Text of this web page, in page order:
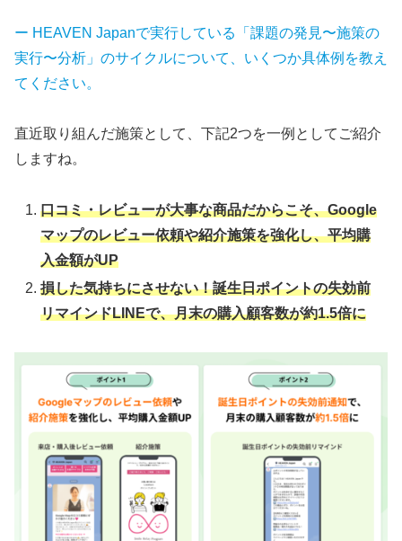
ー HEAVEN Japanで実行している「課題の発見〜施策の
実行〜分析」のサイクルについて、いくつか具体例を教え
てください。
直近取り組んだ施策として、下記2つを一例としてご紹介
しますね。
口コミ・レビューが大事な商品だからこそ、Google
マップのレビュー依頼や紹介施策を強化し、平均購
入金額がUP
損した気持ちにさせない！誕生日ポイントの失効前
リマインドLINEで、月末の購入顧客数が約1.5倍に